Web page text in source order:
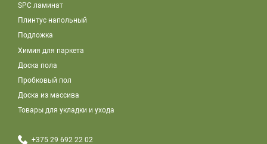
SPC ламинат
Плинтус напольный
Подложка
Химия для паркета
Доска пола
Пробковый пол
Доска из массива
Товары для укладки и ухода
+375 29 692 22 02